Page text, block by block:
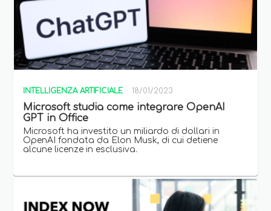
INTELLIGENZA ARTIFICIALE 18/01/2023
Microsoft studia come integrare OpenAI
GPT in Office
Microsoft ha investito un miliardo di dollari in
OpenAI fondata da Elon Musk, di cui detiene
alcune licenze in esclusiva.